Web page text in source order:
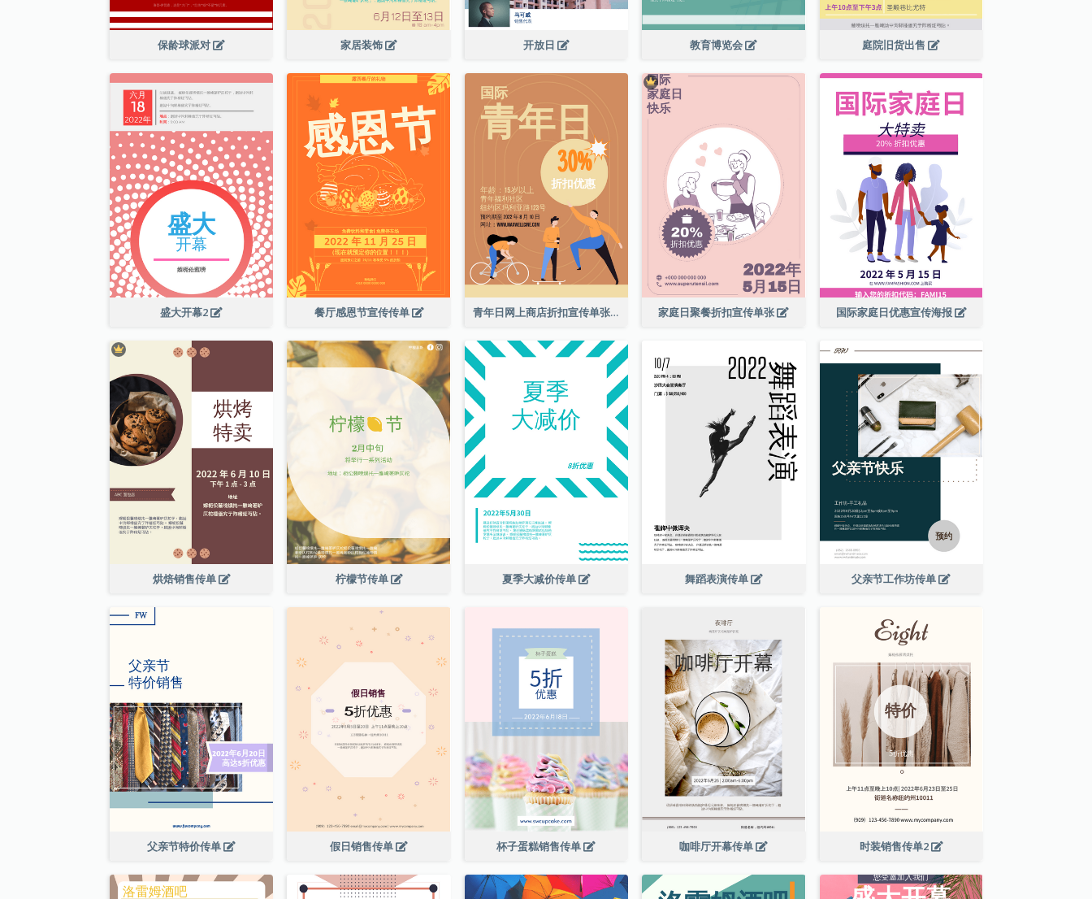
保龄球派对 家居装饰 开放日 教育博览会 庭院旧货出售
盛大开幕2 餐厅感恩节宣传传单 青年日网上商店折扣宣传单张 家庭日聚餐折扣宣传单张 国际家庭日优惠宣传海报
烘焙销售传单 柠檬节传单 夏季大减价传单 舞蹈表演传单 父亲节工作坊传单
父亲节特价传单 假日销售传单 杯子蛋糕销售传单 咖啡厅开幕传单 时装销售传单2